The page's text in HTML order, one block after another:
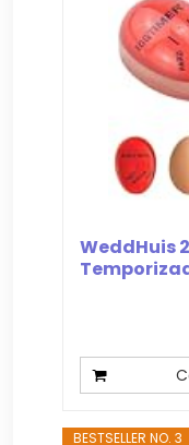
WeddHuis
BESTSELLER NO. 3